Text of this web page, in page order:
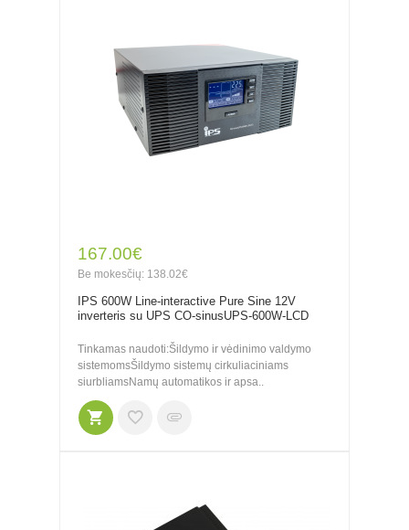
167.00€
Be mokesčių: 138.02€
IPS 600W Line-interactive Pure Sine 12V
inverteris su UPS CO-sinusUPS-600W-LCD
Tinkamas naudoti:Šildymo ir vėdinimo valdymo
sistemomsŠildymo sistemų cirkuliaciniams
siurbliamsNamų automatikos ir apsa..